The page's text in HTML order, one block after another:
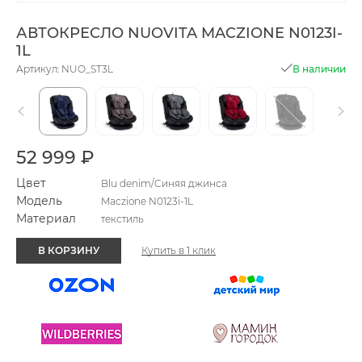
АВТОКРЕСЛО NUOVITA MACZIONE N0123I-
1L
Артикул: NUO_ST3L В наличии
52 999 ₽
Цвет Blu denim/Cиняя джинса
Модель Maczione N0123i-1L
Материал текстиль
В КОРЗИНУ Купить в 1 клик